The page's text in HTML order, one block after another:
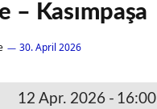
– Kasımpaşa
30. April 2026
12 Apr. 2026 - 16:00